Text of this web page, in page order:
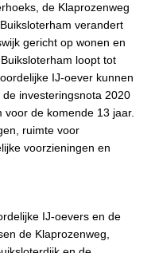
de Klaprozenweg
verandert
gericht op wonen en
loopt tot
IJ-oever kunnen
de investeringsnota 2020
de komende 13 jaar.
ruimte voor
voorzieningen en
IJ-oevers en de
de Klaprozenweg,